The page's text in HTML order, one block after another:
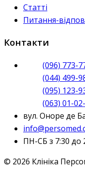
Статті
Питання-
Контакти
(096) 773-
(044) 499-
(095) 123-
(063) 01-
вул. Оноре де
ПН-СБ з 7:30 до
© 2026 Клініка